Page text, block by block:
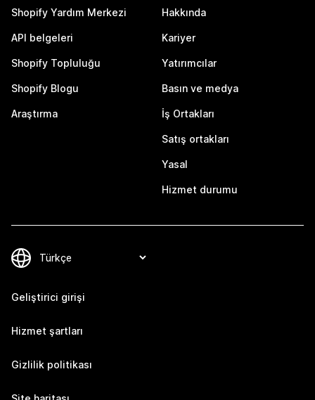
Shopify Yardım Merkezi
API belgeleri
Shopify Topluluğu
Shopify Blogu
Araştırma
Hakkında
Kariyer
Yatırımcılar
Basın ve medya
İş Ortakları
Satış ortakları
Yasal
Hizmet durumu
Geliştirici girişi
Hizmet şartları
Gizlilik politikası